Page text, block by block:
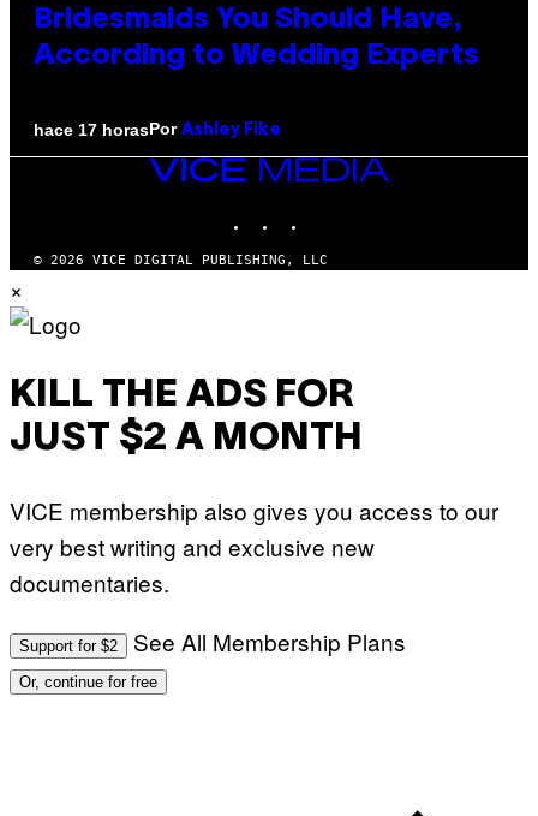
Bridesmaids You Should Have,
According to Wedding Experts
hace 17 horasPor Ashley Fike
VICE
© 2026 VICE DIGITAL PUBLISHING, LLC
×
KILL THE ADS FOR
JUST $2 A MONTH
VICE membership also gives you access to our
very best writing and exclusive new
documentaries.
Support for $2 See All Membership Plans
Or, continue for free